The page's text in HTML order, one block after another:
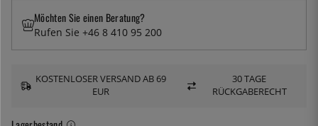
Möchten Sie einen Beratung?
Rufen Sie +46 8 410 95 200
KOSTENLOSER VERSAND AB 69
EUR
30 TAGE
RÜCKGABERECHT